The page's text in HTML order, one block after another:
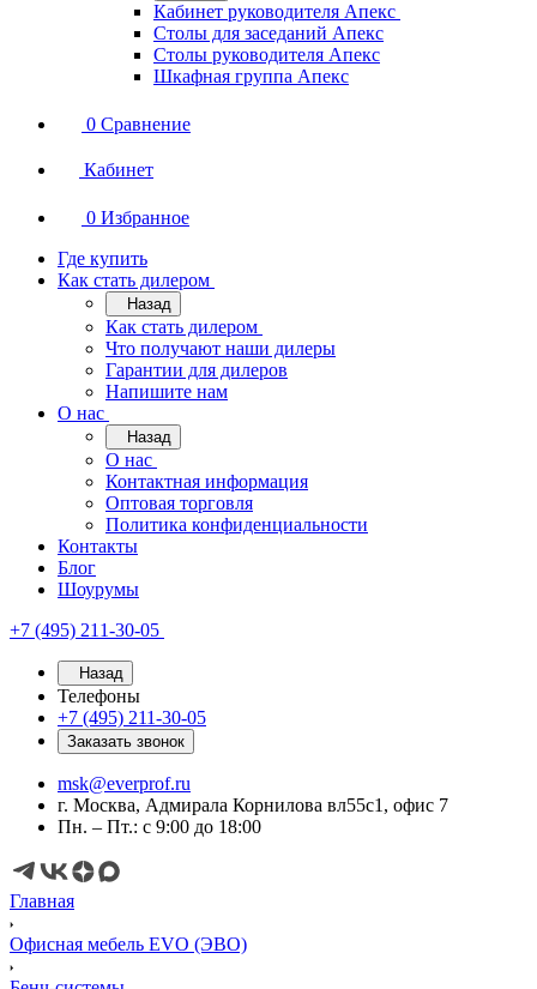
Кабинет руководителя Апекс
Столы для заседаний Апекс
Столы руководителя Апекс
Шкафная группа Апекс
0 Сравнение
Кабинет
0 Избранное
Где купить
Как стать дилером
Назад
Как стать дилером
Что получают наши дилеры
Гарантии для дилеров
Напишите нам
О нас
Назад
О нас
Контактная информация
Оптовая торговля
Политика конфиденциальности
Контакты
Блог
Шоурумы
+7 (495) 211-30-05
Назад
Телефоны
+7 (495) 211-30-05
Заказать звонок
msk@everprof.ru
г. Москва, Адмирала Корнилова вл55с1, офис 7
Пн. – Пт.: с 9:00 до 18:00
Главная
Офисная мебель EVO (ЭВО)